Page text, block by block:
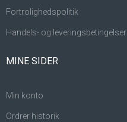
Fortrolighedspolitik
Handels- og leveringsbetingelser
MINE SIDER
Min konto
Ordrer historik